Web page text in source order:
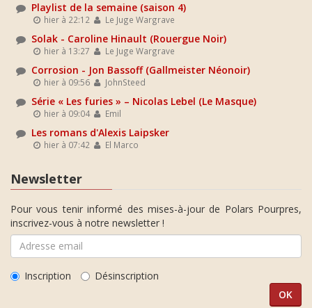
Playlist de la semaine (saison 4)
hier à 22:12 Le Juge Wargrave
Solak - Caroline Hinault (Rouergue Noir)
hier à 13:27 Le Juge Wargrave
Corrosion - Jon Bassoff (Gallmeister Néonoir)
hier à 09:56 JohnSteed
Série « Les furies » – Nicolas Lebel (Le Masque)
hier à 09:04 Emil
Les romans d'Alexis Laipsker
hier à 07:42 El Marco
Newsletter
Pour vous tenir informé des mises-à-jour de Polars Pourpres,
inscrivez-vous à notre newsletter !
Inscription Désinscription